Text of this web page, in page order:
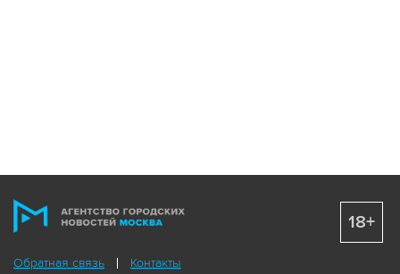
Обратная связь Контакты
18+